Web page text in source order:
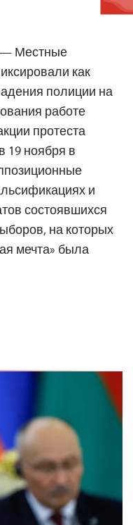
— Местные
как
полиции на
работе
протеста
19 ноября в
и
состоявшихся
на которых
мечта» была